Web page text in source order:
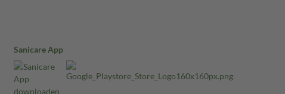
Sanicare App